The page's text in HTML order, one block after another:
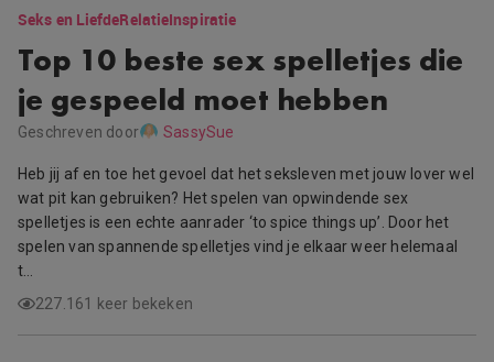
Seks en LiefdeRelatieInspiratie
Top 10 beste sex spelletjes die
je gespeeld moet hebben
Geschreven door SassySue
Heb jij af en toe het gevoel dat het seksleven met jouw lover wel
wat pit kan gebruiken? Het spelen van opwindende sex
spelletjes is een echte aanrader ‘to spice things up’. Door het
spelen van spannende spelletjes vind je elkaar weer helemaal
t…
227.161 keer bekeken